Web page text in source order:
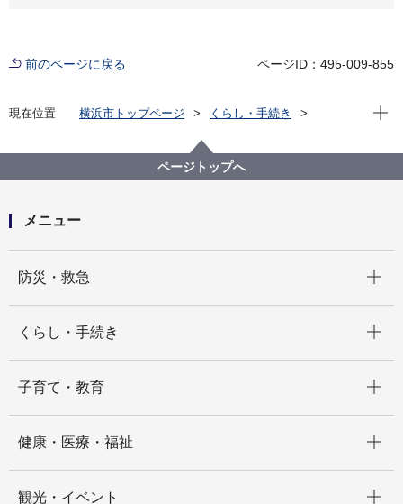
前のページに戻る ページID：495-009-855
現在位置 横浜市トップページ
くらし・手続き
図書館からのおすすめ本
図書館からのおすすめ本 2021 ＜小学校中学年から＞
現在
ページトップへ
メニュー
防災・救急
くらし・手続き
子育て・教育
健康・医療・福祉
観光・イベント